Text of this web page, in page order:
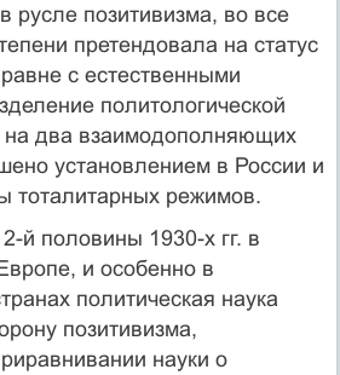
русле позитивизма, во все
претендовала на статус
с естественными
политологической
на два взаимодополняющих
установлением в России и
тоталитарных режимов.
й половины 1930-х гг. в
и особенно в
политическая наука
позитивизма,
науки о